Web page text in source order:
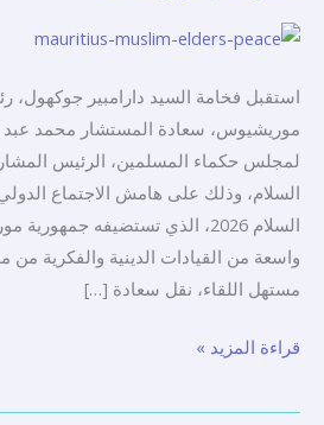
استقبل فخامة السيد دارامبير جوكهول،
موريشيوس، سعادة المستشار محمد عبد
لمجلس حكماء المسلمين، الرئيس
السلام، وذلك على هامش الاجتماع
السلام 2026، الذي تستضيفه
واسعة من القيادات الدينية والفكرية من
مستهل اللقاء، نقل سعادة […]
العربية
في
نشر
وتعزيز
قيم
الحوار
والتسامح
والأخوة
عالميًا
قراءة المزيد »